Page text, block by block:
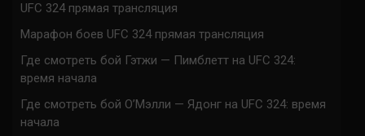
UFC 324 прямая трансляция
Марафон боев UFC 324 прямая трансляция
Где смотреть бой Гэтжи — Пимблетт на UFC 324:
время начала
Где смотреть бой О’Мэлли — Ядонг на UFC 324: время
начала